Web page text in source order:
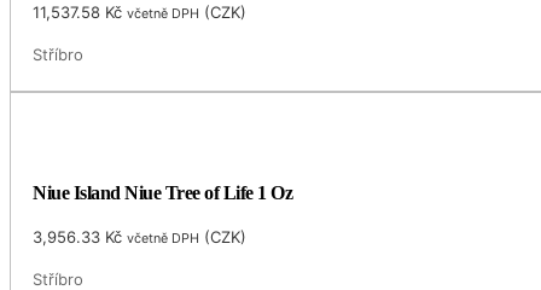
11,537.58 Kč včetně DPH (CZK)
Stříbro
Niue Island Niue Tree of Life 1 Oz
3,956.33 Kč včetně DPH (CZK)
Stříbro